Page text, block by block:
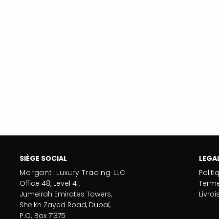
SIÈGE SOCIAL
Morganti Luxury Trading LLC
Office 48, Level 41,
Jumeirah Emirates Towers,
Sheikh Zayed Road, Dubaï,
P.O. Box 71375